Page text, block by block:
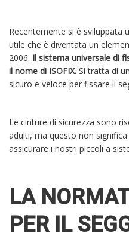
Recentemente si è sviluppata
utile che è diventata un
2006. Il sistema universale di
il nome di ISOFIX. Si tratta di
sicuro e veloce per fissare il
Le cinture di sicurezza sono
adulti, ma questo non
assicurare i nostri piccoli a
LA
PER IL